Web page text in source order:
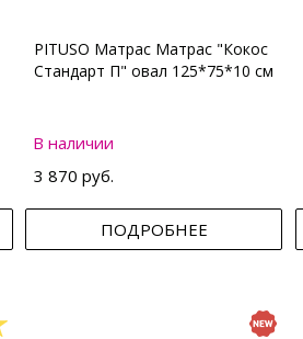
PITUSO Матрас Матрас "Кокос
Стандарт П" овал 125*75*10 см
В наличии
3 870 руб.
ПОДРОБНЕЕ